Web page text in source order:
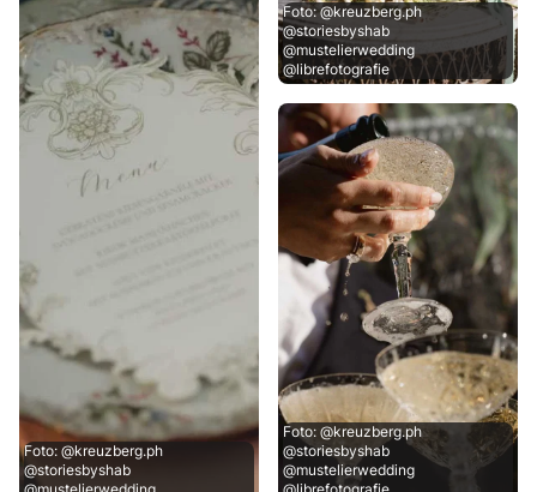
Foto: @kreuzberg.ph
@storiesbyshab
Foto: @kreuzberg.ph
@storiesbyshab
@mustelierwedding
@librefotografie
Foto: @kreuzberg.ph
@storiesbyshab
@mustelierwedding